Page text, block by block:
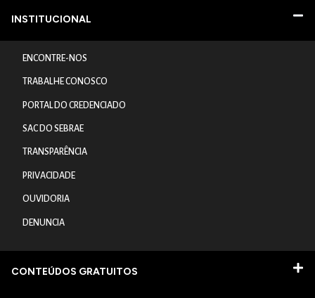
INSTITUCIONAL
ENCONTRE-NOS
TRABALHE CONOSCO
PORTAL DO CREDENCIADO
SAC DO SEBRAE
TRANSPARÊNCIA
PRIVACIDADE
OUVIDORIA
DENUNCIA
CONTEÚDOS GRATUITOS